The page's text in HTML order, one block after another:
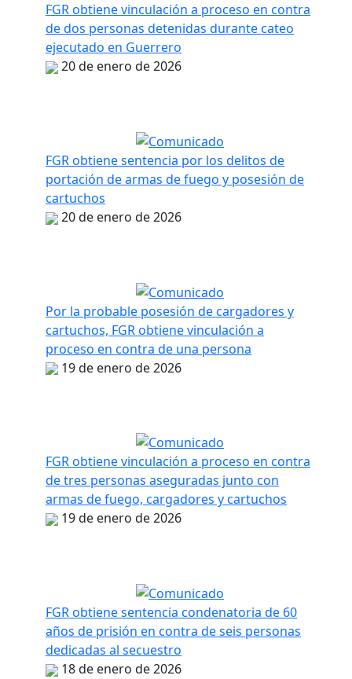
FGR obtiene vinculación a proceso en contra
de dos personas detenidas durante cateo
ejecutado en Guerrero
20 de enero de 2026
FGR obtiene sentencia por los delitos de
portación de armas de fuego y posesión de
cartuchos
20 de enero de 2026
Por la probable posesión de cargadores y
cartuchos, FGR obtiene vinculación a
proceso en contra de una persona
19 de enero de 2026
FGR obtiene vinculación a proceso en contra
de tres personas aseguradas junto con
armas de fuego, cargadores y cartuchos
19 de enero de 2026
FGR obtiene sentencia condenatoria de 60
años de prisión en contra de seis personas
dedicadas al secuestro
18 de enero de 2026